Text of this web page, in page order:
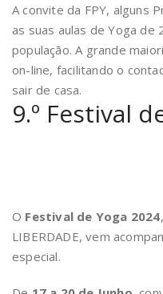
A convite da FPY, alguns
as suas aulas de Yoga de
população. A grande
on-line, facilitando o
sair de casa.
9.º Festival
O Festival de Yoga 2024
LIBERDADE, vem
especial.